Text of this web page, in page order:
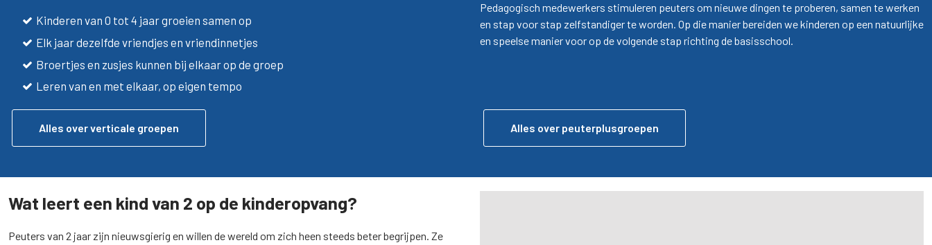
Kinderen van 0 tot 4 jaar groeien samen op
Elk jaar dezelfde vriendjes en vriendinnetjes
Broertjes en zusjes kunnen bij elkaar op de groep
Leren van en met elkaar, op eigen tempo
Alles over verticale groepen
Pedagogisch medewerkers stimuleren peuters om nieuwe dingen te proberen, samen te werken
en stap voor stap zelfstandiger te worden. Op die manier bereiden we kinderen op een natuurlijke
en speelse manier voor op de volgende stap richting de basisschool.
Alles over peuterplusgroepen
Wat leert een kind van 2 op de kinderopvang?
Peuters van 2 jaar zijn nieuwsgierig en willen de wereld om zich heen steeds beter begrijpen. Ze